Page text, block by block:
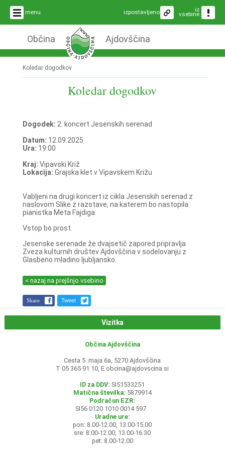
menu iz
vsebine
izpostavljeno
Občina Ajdovščina
Koledar dogodkov
Koledar dogodkov
Dogodek: 2. koncert Jesenskih serenad
Datum: 12.09.2025
Ura: 19:00
Kraj: Vipavski Križ
Lokacija: Grajska klet v Vipavskem Križu
Vabljeni na drugi koncert iz cikla Jesenskih serenad z
naslovom Slike z razstave, na katerem bo nastopila
pianistka Meta Fajdiga.
Vstop bo prost.
Jesenske serenade že dvajsetič zapored pripravlja
Zveza kulturnih društev Ajdovščina v sodelovanju z
Glasbeno mladino ljubljansko.
< nazaj na prejšnjo vsebino
Share Tweet
Vizitka
Občina Ajdovščina
Cesta 5. maja 6a, 5270 Ajdovščina
T 05 365 91 10, E obcina@ajdovscina.si
ID za DDV: SI51533251
Matična številka: 5879914
Podračun EZR:
SI56 0120 1010 0014 597
Uradne ure:
pon: 8.00-12.00, 13.00-15.00
sre: 8.00-12.00, 13.00-16.30
pet: 8.00-12.00